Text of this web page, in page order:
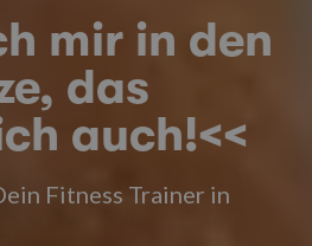
mir in den
das
auch!<<
Fitness Trainer in